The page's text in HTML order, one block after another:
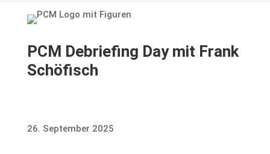
PCM Debrie­fing Day mit Frank
Schöfisch
26. September 2025